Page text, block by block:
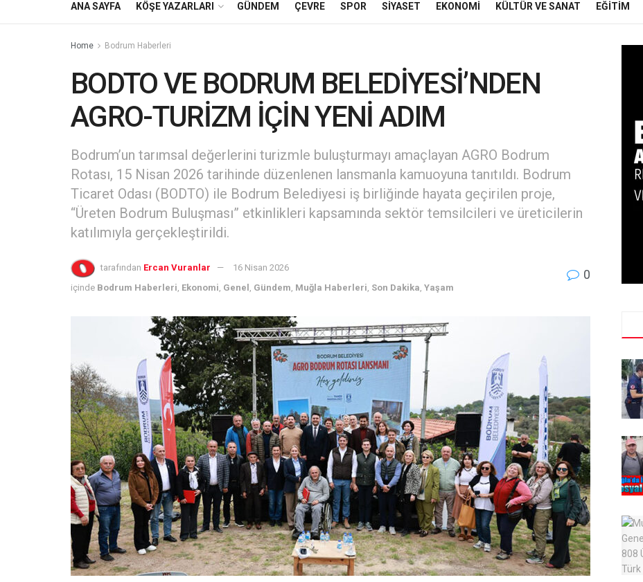
ANA SAYFA KÖŞE YAZARLARI GÜNDEM ÇEVRE SPOR SIYASET EKONOMI KÜLTÜR VE SANAT EĞITIM
Home Bodrum Haberleri
BODTO VE BODRUM BELEDİYESİ’NDEN
AGRO-TURİZM İÇİN YENİ ADIM
Bodrum’un tarımsal değerlerini turizmle buluşturmayı amaçlayan AGRO Bodrum
Rotası, 15 Nisan 2026 tarihinde düzenlenen lansmanla kamuoyuna tanıtıldı. Bodrum
Ticaret Odası (BODTO) ile Bodrum Belediyesi iş birliğinde hayata geçirilen proje,
“Üreten Bodrum Buluşması” etkinlikleri kapsamında sektör temsilcileri ve üreticilerin
katılımıyla gerçekleştirildi.
tarafından Ercan Vuranlar
16 Nisan 2026
içinde Bodrum Haberleri Ekonomi Genel Gündem Muğla Haberleri Son Dakika Yaşam
0